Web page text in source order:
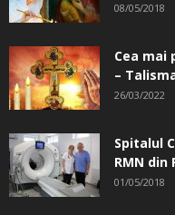
08/05/2018
Cea mai
–
26/03/2022
Spitalul
RMN din
01/05/2018